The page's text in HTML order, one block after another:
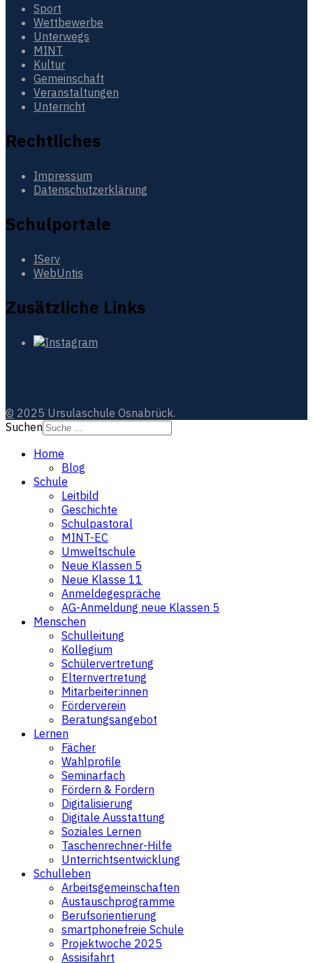
Sport
Wettbewerbe
Unterwegs
MINT
Kultur
Gemeinschaft
Veranstaltungen
Unterricht
Rechtliches
Impressum
Datenschutzerklärung
Schulportale
IServ
WebUntis
Zusätzliche Links
© 2025 Ursulaschule Osnabrück.
Suchen
Home
Blog
Schule
Leitbild
Geschichte
Schulpastoral
MINT-EC
Umweltschule
Neue Klassen 5
Neue Klasse 11
Anmeldegespräche
AG-Anmeldung neue Klassen 5
Menschen
Schulleitung
Kollegium
Schülervertretung
Elternvertretung
Mitarbeiter:innen
Förderverein
Beratungsangebot
Lernen
Fächer
Wahlprofile
Seminarfach
Fördern & Fordern
Digitalisierung
Digitale Ausstattung
Soziales Lernen
Taschenrechner-Hilfe
Unterrichtsentwicklung
Schulleben
Arbeitsgemeinschaften
Austauschprogramme
Berufsorientierung
smartphonefreie Schule
Projektwoche 2025
Assisifahrt